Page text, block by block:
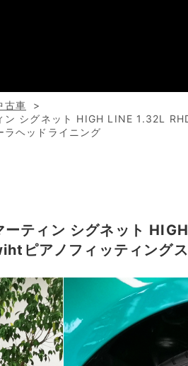
古車
ン シグネット HIGH LINE 1.32L
ヘッドライニング
ーティン シグネット
ピアノフィッティング